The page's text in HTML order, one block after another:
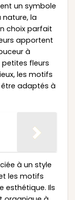
un symbole
la
choix parfait
apportent
à
petites fleurs
les motifs
adaptés à
à un style
les motifs
esthétique. Ils